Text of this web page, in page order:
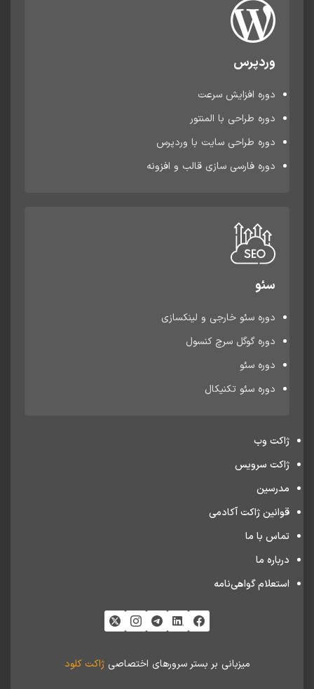
وردپرس
دوره افزایش سرعت
دوره طراحی با المنتور
دوره طراحی سایت با وردپرس
دوره فارسی سازی قالب و افزونه
سئو
دوره سئو خارجی و لینکسازی
دوره گوگل سرچ کنسول
دوره سئو
دوره سئو تکنیکال
ژاکت وب
ژاکت سرویس
مدرسین
قوانین ژاکت آکادمی
تماس با ما
درباره ما
استعلام گواهی‌نامه
میزبانی بر بستر سرورهای اختصاصیژاکت کلود